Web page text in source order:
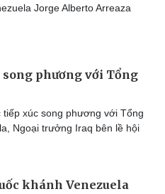
Jorge Alberto Arreaza
phương với Tổng
xúc song phương với Tổng
Ngoại trưởng Iraq bên lề hội
khánh Venezuela